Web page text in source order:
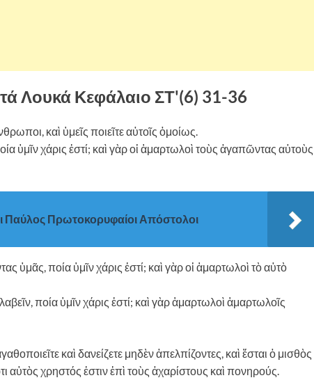
Λουκά Κεφάλαιο ΣΤ'(6) 31-36
καὶ ὑμεῖς ποιεῖτε αὐτοῖς ὁμοίως.
ὑμῖν χάρις ἐστί; καὶ γὰρ οἱ ἁμαρτωλοὶ τοὺς ἀγαπῶντας αὐτοὺς
Παύλος Πρωτοκορυφαίοι Απόστολοι
ὑμᾶς, ποία ὑμῖν χάρις ἐστί; καὶ γὰρ οἱ ἁμαρτωλοὶ τὸ αὐτὸ
ποία ὑμῖν χάρις ἐστί; καὶ γὰρ ἁμαρτωλοὶ ἁμαρτωλοῖς
καὶ δανείζετε μηδὲν ἀπελπίζοντες, καὶ ἔσται ὁ μισθὸς
αὐτὸς χρηστός ἐστιν ἐπὶ τοὺς ἀχαρίστους καὶ πονηρούς.